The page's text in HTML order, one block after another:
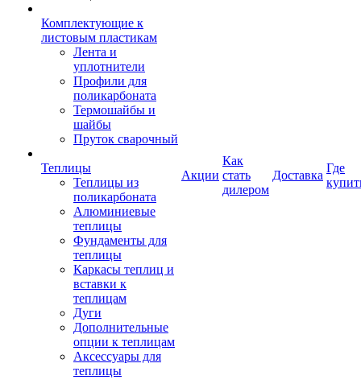
Комплектующие к
листовым пластикам
Лента и
уплотнители
Профили для
поликарбоната
Термошайбы и
шайбы
Пруток сварочный
Теплицы
Теплицы из
поликарбоната
Алюминиевые
теплицы
Фундаменты для
теплицы
Каркасы теплиц и
вставки к
теплицам
Дуги
Дополнительные
опции к теплицам
Аксессуары для
теплицы
Акции
Как
стать
дилером
Доставка
Где